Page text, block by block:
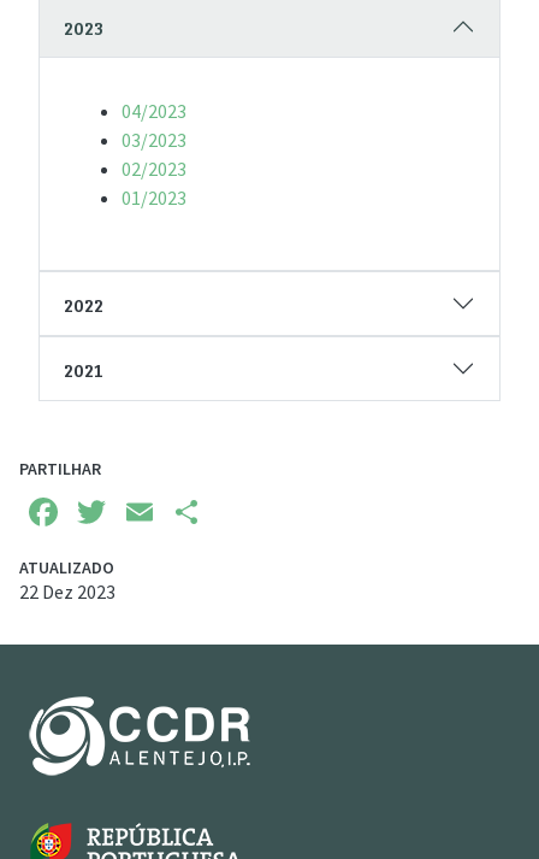
2023
04/2023
03/2023
02/2023
01/2023
2022
2021
PARTILHAR
Facebook
TwitterEmail
ATUALIZADO
22 Dez 2023